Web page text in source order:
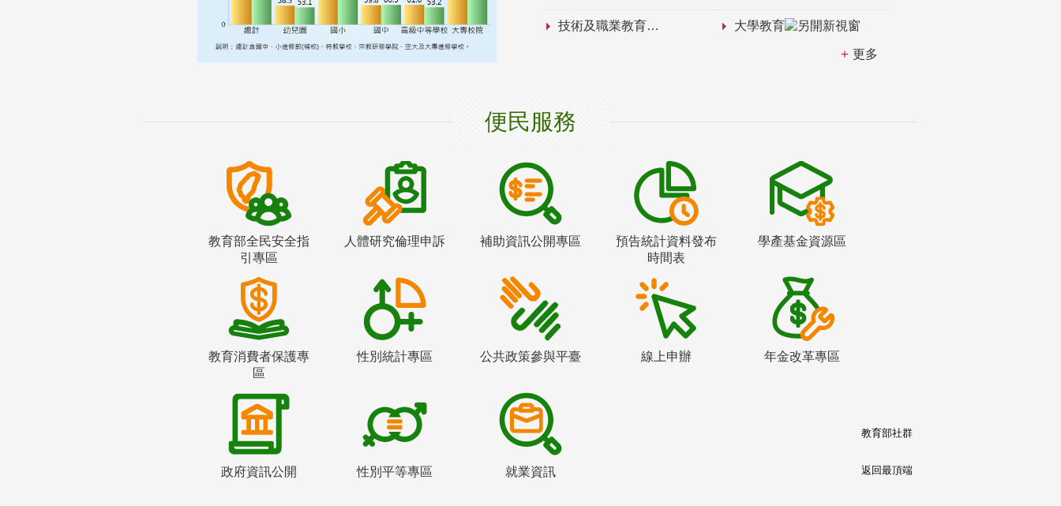
技術及職業教育 大學教育
更多
便民服務
教育部全民安全指
引專區
人體研究倫理申訴 補助資訊公開專區
預告統計資料發布
時間表
學產基金資源區
教育消費者保護專
區
性別統計專區 公共政策參與平臺 線上申辦 年金改革專區
政府資訊公開 性別平等專區 就業資訊
教育部社群
返回最頂端